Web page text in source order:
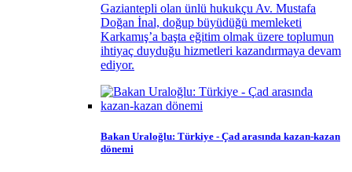
Gaziantepli olan ünlü hukukçu Av. Mustafa
Doğan İnal, doğup büyüdüğü memleketi
Karkamış’a başta eğitim olmak üzere toplumun
ihtiyaç duyduğu hizmetleri kazandırmaya devam
ediyor.
Bakan Uraloğlu: Türkiye - Çad arasında kazan-kazan
dönemi